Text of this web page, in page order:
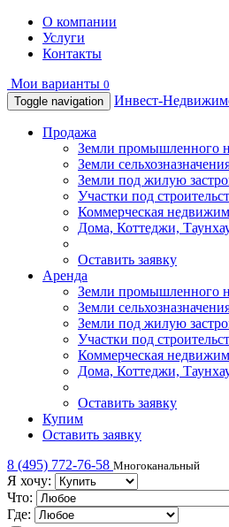
О компании
Услуги
Контакты
Мои варианты 0
Toggle navigation
Инвест-
Продажа
Земли промышленного
Земли
Земли под жилую
Участки под
Коммерческая
Дома, Коттеджи,
Оставить заявку
Аренда
Земли промышленного
Земли
Земли под жилую
Участки под
Коммерческая
Дома, Коттеджи,
Оставить заявку
Купим
Оставить заявку
8 (495) 772-76-58 Многоканальный
Я хочу:
Что:
Где: